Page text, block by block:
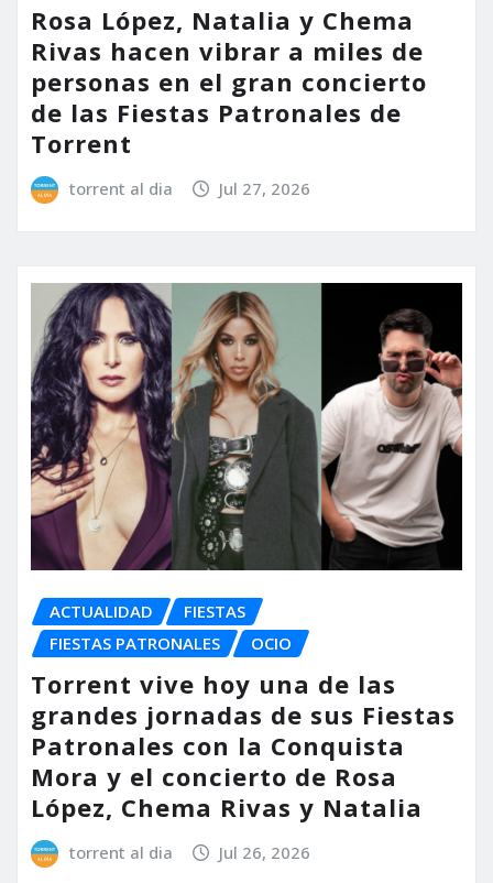
Rosa López, Natalia y Chema
Rivas hacen vibrar a miles de
personas en el gran concierto
de las Fiestas Patronales de
Torrent
torrent al dia Jul 27, 2026
ACTUALIDAD
FIESTAS
FIESTAS PATRONALES
OCIO
Torrent vive hoy una de las
grandes jornadas de sus Fiestas
Patronales con la Conquista
Mora y el concierto de Rosa
López, Chema Rivas y Natalia
torrent al dia Jul 26, 2026